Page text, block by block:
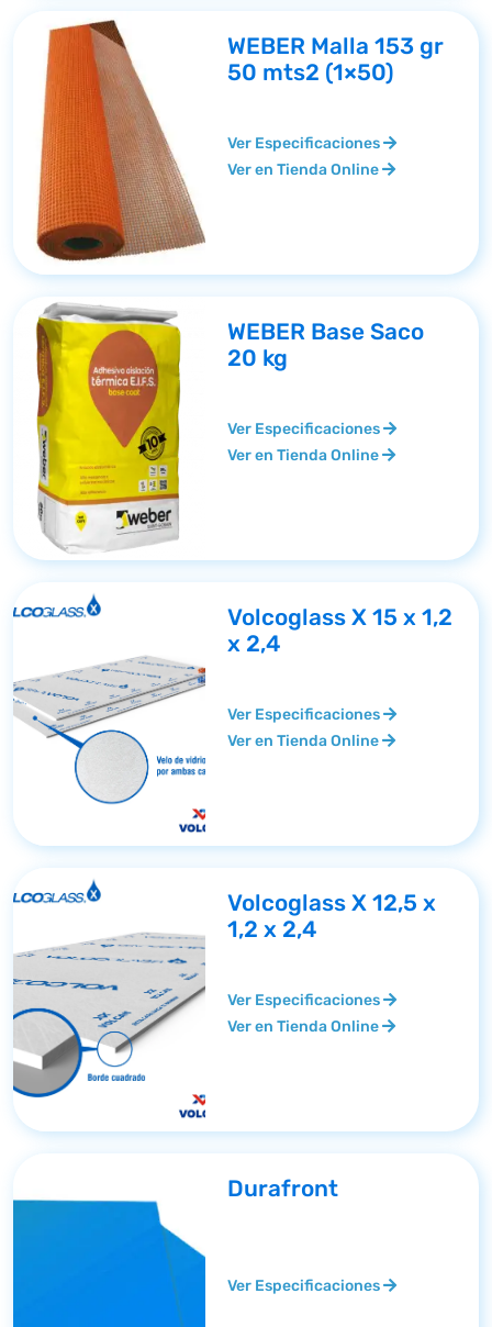
WEBER Malla 153 gr
50 mts2 (1×50)
Ver Especificaciones
Ver en Tienda Online
WEBER Base Saco
20 kg
Ver Especificaciones
Ver en Tienda Online
Volcoglass X 15 x 1,2
x 2,4
Ver Especificaciones
Ver en Tienda Online
Volcoglass X 12,5 x
1,2 x 2,4
Ver Especificaciones
Ver en Tienda Online
Durafront
Ver Especificaciones